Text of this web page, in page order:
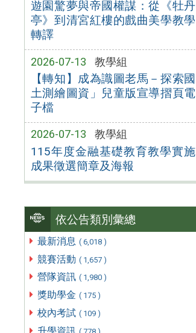
遊園驚夢與帝國權謀：從《牡丹
亭》到清宮紅樓的戲曲美學教學
轉譯
2026-07-13 教學組
【轉知】成為識圖老馬－探索國
土測繪圖資」兒童版宣導摺頁電
子檔
2026-07-13 教學組
115年度金融基礎教育教學實施
成果徵選簡章及海報
依公告類別彙總
最新消息 ( 6,018 )
競賽活動 ( 1,657 )
營隊資訊 ( 1,980 )
獎助學金 ( 175 )
校內考試 ( 109 )